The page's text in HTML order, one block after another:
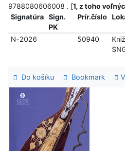
9788080606008 . [1, z toho
Signatúra
Sign.
PK
Prír.číslo
N-2026 50940
Do košíku Bookmark